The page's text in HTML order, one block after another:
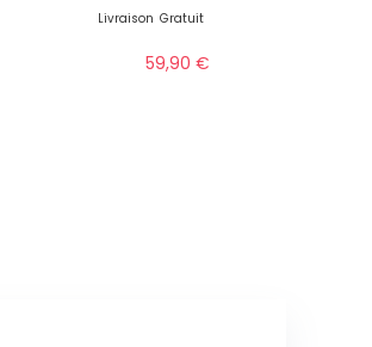
Livraison Gratuit
59,90€